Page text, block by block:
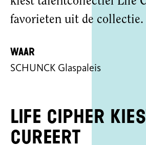
favorieten uit de collectie.
Waar
SCHUNCK Glaspaleis
Life Cipher
cureert